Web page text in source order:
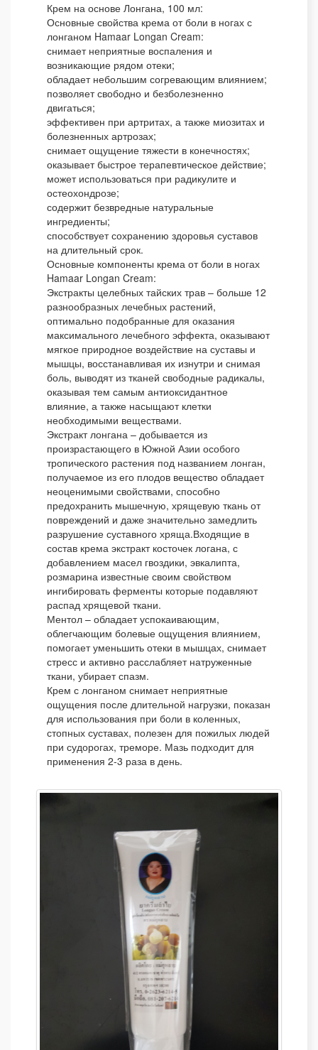
Крем на основе Лонгана, 100 мл:
Основные свойства крема от боли в ногах с
лонганом Hamaar Longan Cream:
снимает неприятные воспаления и
возникающие рядом отеки;
обладает небольшим согревающим влиянием;
позволяет свободно и безболезненно
двигаться;
эффективен при артритах, а также миозитах и
болезненных артрозах;
снимает ощущение тяжести в конечностях;
оказывает быстрое терапевтическое действие;
может использоваться при радикулите и
остеохондрозе;
содержит безвредные натуральные
ингредиенты;
способствует сохранению здоровья суставов
на длительный срок.
Основные компоненты крема от боли в ногах
Hamaar Longan Cream:
Экстракты целебных тайских трав – больше 12
разнообразных лечебных растений,
оптимально подобранные для оказания
максимального лечебного эффекта, оказывают
мягкое природное воздействие на суставы и
мышцы, восстанавливая их изнутри и снимая
боль, выводят из тканей свободные радикалы,
оказывая тем самым антиоксидантное
влияние, а также насыщают клетки
необходимыми веществами.
Экстракт лонгана – добывается из
произрастающего в Южной Азии особого
тропического растения под названием лонган,
получаемое из его плодов вещество обладает
неоценимыми свойствами, способно
предохранить мышечную, хрящевую ткань от
повреждений и даже значительно замедлить
разрушение суставного хряща.Входящие в
состав крема экстракт косточек логана, с
добавлением масел гвоздики, эвкалипта,
розмарина известные своим свойством
ингибировать ферменты которые подавляют
распад хрящевой ткани.
Ментол – обладает успокаивающим,
облегчающим болевые ощущения влиянием,
помогает уменьшить отеки в мышцах, снимает
стресс и активно расслабляет натруженные
ткани, убирает спазм.
Крем с лонганом снимает неприятные
ощущения после длительной нагрузки, показан
для использования при боли в коленных,
стопных суставах, полезен для пожилых людей
при судорогах, треморе. Мазь подходит для
применения 2-3 раза в день.